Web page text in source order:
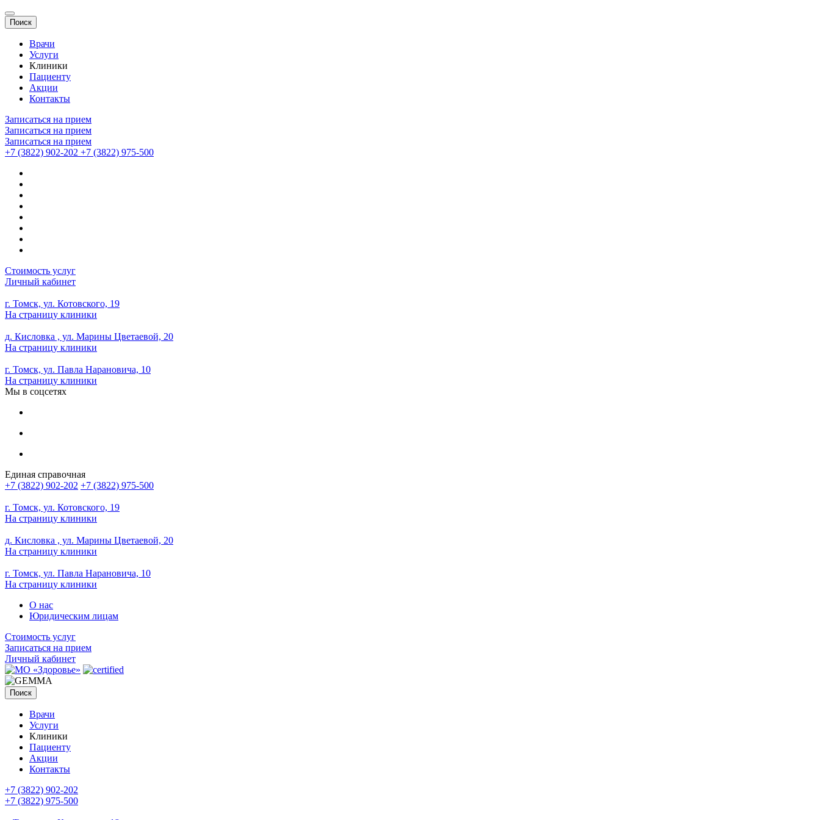
Поиск
Врачи
Услуги
Клиники
Пациенту
Акции
Контакты
Записаться на прием
Записаться на прием
Записаться на прием
+7 (3822) 902-202 +7 (3822) 975-500
Стоимость услуг
Личный кабинет
г. Томск, ул. Котовского, 19
На страницу клиники
д. Кисловка , ул. Марины Цветаевой, 20
На страницу клиники
г. Томск, ул. Павла Нарановича, 10
На страницу клиники
Мы в соцсетях
Единая справочная
+7 (3822) 902-202 +7 (3822) 975-500
г. Томск, ул. Котовского, 19
На страницу клиники
д. Кисловка , ул. Марины Цветаевой, 20
На страницу клиники
г. Томск, ул. Павла Нарановича, 10
На страницу клиники
О нас
Юридическим лицам
Стоимость услуг
Записаться на прием
Личный кабинет
Поиск
Врачи
Услуги
Клиники
Пациенту
Акции
Контакты
+7 (3822) 902-202
+7 (3822) 975-500